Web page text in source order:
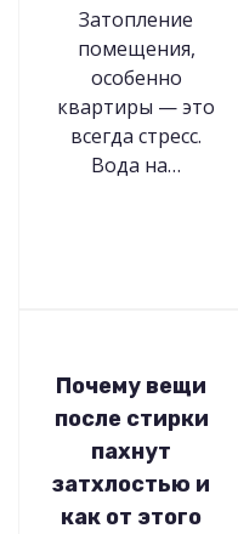
Затопление
помещения,
особенно
квартиры — это
всегда стресс.
Вода на…
Почему вещи
после стирки
пахнут
затхлостью и
как от этого